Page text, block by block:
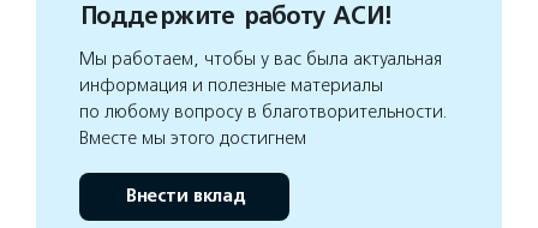
Поддержите работу АСИ!
Мы работаем, чтобы у вас была актуальная
информация и полезные материалы
по любому вопросу в благотворительности.
Вместе мы этого достигнем
Внести вклад